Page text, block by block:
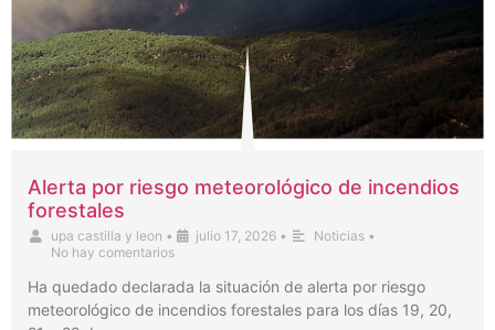
Alerta por riesgo meteorológico de incendios
forestales
upa castilla y leon • julio 17, 2026 • Noticias •
No hay comentarios
Ha quedado declarada la situación de alerta por riesgo
meteorológico de incendios forestales para los días 19, 20,